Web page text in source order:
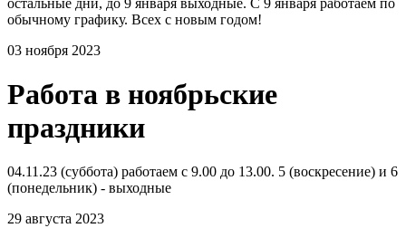
обычному графику. Всех с новым годом!
03 ноября 2023
Работа в ноябрьские
праздники
04.11.23 (суббота) работаем с 9.00 до 13.00. 5 (воскресение) и 6
(понедельник) - выходные
29 августа 2023